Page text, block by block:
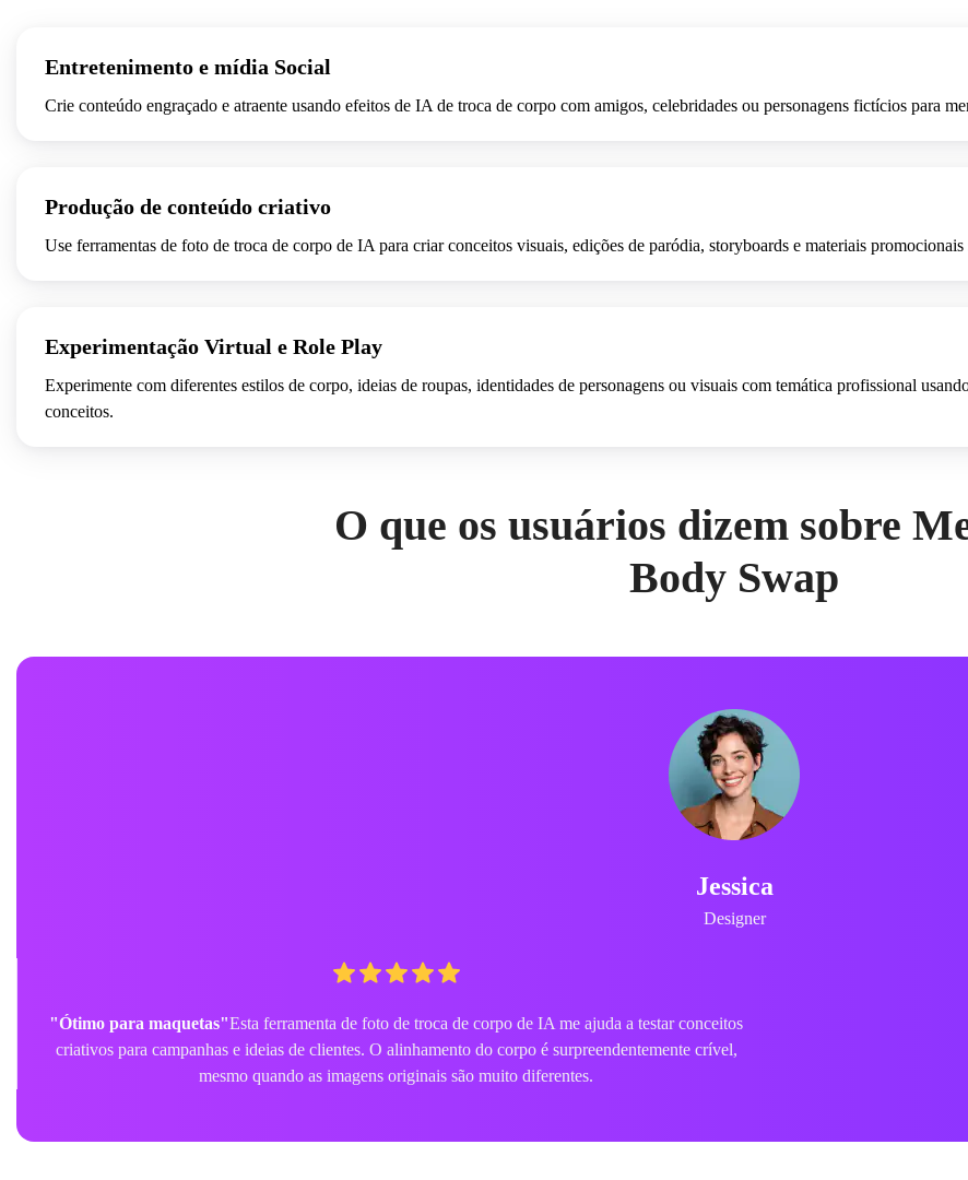
Entretenimento e mídia Social
Crie conteúdo engraçado e atraente usando efeitos de IA de troca de corpo com amigos, celebridades ou personagens fictícios para
Produção de conteúdo criativo
Use ferramentas de foto de troca de corpo de IA para criar conceitos visuais, edições de paródia, storyboards e materiais
Experimentação Virtual e Role Play
Experimente com diferentes estilos de corpo, ideias de roupas, identidades de personagens ou visuais com temática profissional
conceitos.
O que os usuários dizem sobre
Body Swap
Marca
Usuário Casual
"Ferramenta divertida e fácil"Experimentei o recurso gratuito de troca de corpo AI apenas para
entretenimento e foi incrivelmente fácil de usar. É uma maneira divertida de fazer imagens
compartilháveis com amigos.